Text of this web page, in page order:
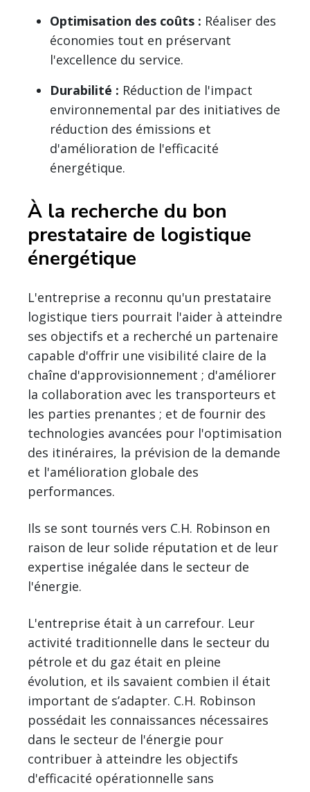
Optimisation des coûts : Réaliser des
économies tout en préservant
l'excellence du service.
Durabilité : Réduction de l'impact
environnemental par des initiatives de
réduction des émissions et
d'amélioration de l'efficacité
énergétique.
À la recherche du bon
prestataire de logistique
énergétique
L'entreprise a reconnu qu'un prestataire
logistique tiers pourrait l'aider à atteindre
ses objectifs et a recherché un partenaire
capable d'offrir une visibilité claire de la
chaîne d'approvisionnement ; d'améliorer
la collaboration avec les transporteurs et
les parties prenantes ; et de fournir des
technologies avancées pour l'optimisation
des itinéraires, la prévision de la demande
et l'amélioration globale des
performances.
Ils se sont tournés vers C.H. Robinson en
raison de leur solide réputation et de leur
expertise inégalée dans le secteur de
l'énergie.
L'entreprise était à un carrefour. Leur
activité traditionnelle dans le secteur du
pétrole et du gaz était en pleine
évolution, et ils savaient combien il était
important de s’adapter. C.H. Robinson
possédait les connaissances nécessaires
dans le secteur de l'énergie pour
contribuer à atteindre les objectifs
d'efficacité opérationnelle sans